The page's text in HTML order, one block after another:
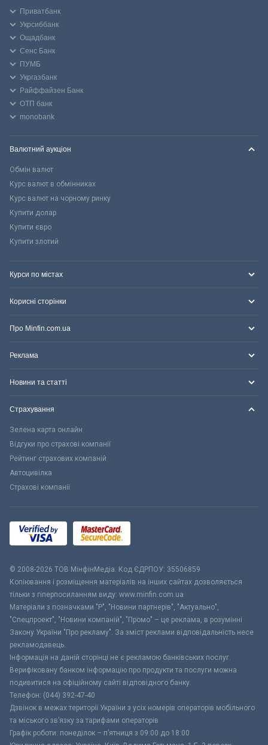
Приватбанк
Укрсиббанк
Ощадбанк
Сенс Банк
ПУМБ
Укргазбанк
Райффайзен Банк
ОТП банк
monobank
Валютний аукціон
Обмін валют
Курс валют в обмінниках
Курс валют на чорному ринку
Купити долар
Купити євро
Купити злотий
Курси по містах
Корисні сторінки
Про Minfin.com.ua
Реклама
Новини та статті
Страхування
Зелена карта онлайн
Відгуки про страхові компанії
Рейтинг страхових компаній
Автоцивілка
Страхові компанії
© 2008-2026 ТОВ МiнфiнМедiа. Код ЄДРПОУ: 35506859
Копіювання і розміщення матеріалів на інших сайтах дозволяється
тільки з гіперпосиланням виду: www.minfin.com.ua
Матеріали з позначками "Р", "Новини партнерів", "Актуально",
"Спецпроект", "Новини компаній", "Промо" – це реклама, в розумінні
Закону України "Про рекламу". За зміст реклами відповідальність несе
рекламодавець.
Інформація на даній сторінці не є рекламою банківських послуг.
Верифіковану банком інформацію про продукти та послуги можна
подивитися на офіційному сайті відповідного банку.
Телефон: (044) 392-47-40
Дзвінок в межах території України з усіх номерів операторів мобільного
та міського зв’язку за тарифами операторів
Графік роботи: понеділок – п’ятниця з 09:00 до 18:00